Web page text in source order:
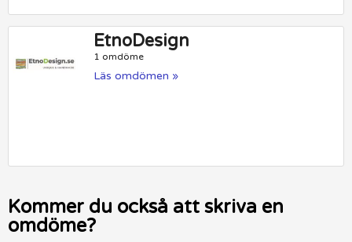
EtnoDesign
1 omdöme
Läs omdömen »
Kommer du också att skriva en
omdöme?